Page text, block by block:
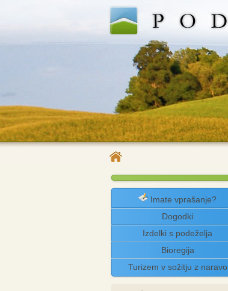
Imate vprašanje?
Dogodki
Izdelki s podeželja
Bioregija
Turizem v sožitju z naravo